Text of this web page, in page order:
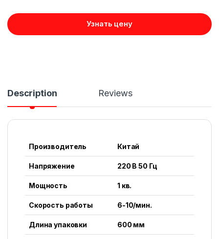
Узнать цену
Description Reviews
Производитель Китай
Напряжение 220 В 50 Гц
Мощность 1 кв.
Скорость работы 6-10/мин.
Длина упаковки 600 мм